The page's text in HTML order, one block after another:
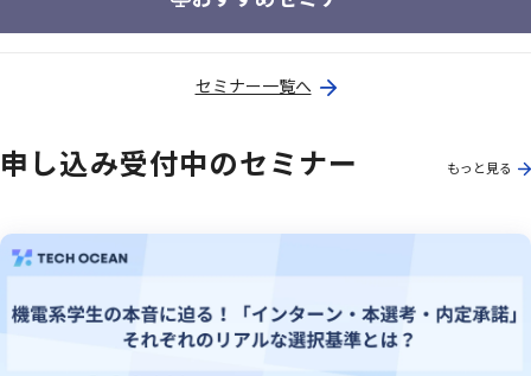
セミナー一覧へ
申し込み受付中のセミナー もっと見る